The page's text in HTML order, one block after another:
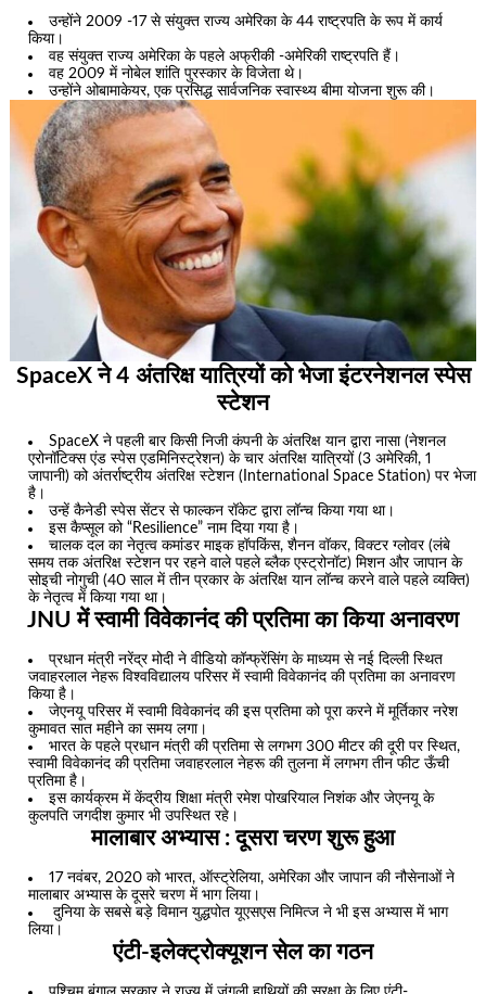
उन्होंने 2009 -17 से संयुक्त राज्य अमेरिका के 44 राष्ट्रपति के रूप में कार्य
किया।
वह संयुक्त राज्य अमेरिका के पहले अफ्रीकी -अमेरिकी राष्ट्रपति हैं।
वह 2009 में नोबेल शांति पुरस्कार के विजेता थे।
उन्होंने ओबामाकेयर, एक प्रसिद्ध सार्वजनिक स्वास्थ्य बीमा योजना शुरू की।
SpaceX ने 4 अंतरिक्ष यात्रियों को भेजा इंटरनेशनल स्पेस
स्टेशन
SpaceX ने पहली बार किसी निजी कंपनी के अंतरिक्ष यान द्वारा नासा (नेशनल
एरोनॉटिक्स एंड स्पेस एडमिनिस्ट्रेशन) के चार अंतरिक्ष यात्रियों (3 अमेरिकी, 1
जापानी) को अंतर्राष्ट्रीय अंतरिक्ष स्टेशन (International Space Station) पर भेजा
है।
उन्हें कैनेडी स्पेस सेंटर से फाल्कन रॉकेट द्वारा लॉन्च किया गया था।
इस कैप्सूल को “Resilience” नाम दिया गया है।
चालक दल का नेतृत्व कमांडर माइक हॉपकिंस, शैनन वॉकर, विक्टर ग्लोवर (लंबे
समय तक अंतरिक्ष स्टेशन पर रहने वाले पहले ब्लैक एस्ट्रोनॉट) मिशन और जापान के
सोइची नोगुची (40 साल में तीन प्रकार के अंतरिक्ष यान लॉन्च करने वाले पहले व्यक्ति)
के नेतृत्व में किया गया था।
JNU में स्वामी विवेकानंद की प्रतिमा का किया अनावरण
प्रधान मंत्री नरेंद्र मोदी ने वीडियो कॉन्फ्रेंसिंग के माध्यम से नई दिल्ली स्थित
जवाहरलाल नेहरू विश्वविद्यालय परिसर में स्वामी विवेकानंद की प्रतिमा का अनावरण
किया है।
जेएनयू परिसर में स्वामी विवेकानंद की इस प्रतिमा को पूरा करने में मूर्तिकार नरेश
कुमावत सात महीने का समय लगा।
भारत के पहले प्रधान मंत्री की प्रतिमा से लगभग 300 मीटर की दूरी पर स्थित,
स्वामी विवेकानंद की प्रतिमा जवाहरलाल नेहरू की तुलना में लगभग तीन फीट ऊँची
प्रतिमा है।
इस कार्यक्रम में केंद्रीय शिक्षा मंत्री रमेश पोखरियाल निशंक और जेएनयू के
कुलपति जगदीश कुमार भी उपस्थित रहे।
मालाबार अभ्यास : दूसरा चरण शुरू हुआ
17 नवंबर, 2020 को भारत, ऑस्ट्रेलिया, अमेरिका और जापान की नौसेनाओं ने
मालाबार अभ्यास के दूसरे चरण में भाग लिया।
दुनिया के सबसे बड़े विमान युद्धपोत यूएसएस निमित्ज ने भी इस अभ्यास में भाग
लिया।
एंटी-इलेक्ट्रोक्यूशन सेल का गठन